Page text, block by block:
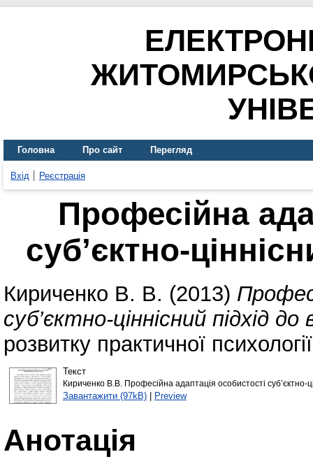
Головна Про сайт Перегляд
Вхід Реєстрація
Професійна
суб’єктно-
Кириченко В. В. (2013)
суб’єктно-ціннісний підхід до
розвитку практичної
Текст
Кириченко В.В. Професійна адаптація особистості суб’єктно-
Завантажити (97kB)| Preview
Анотація